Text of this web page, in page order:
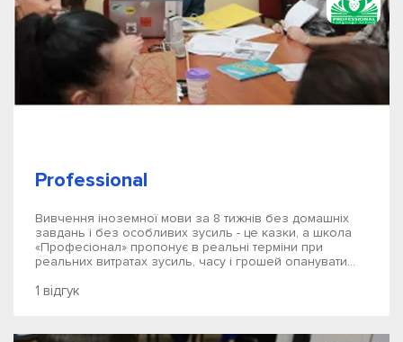
Professional
Вивчення іноземної мови за 8 тижнів без домашніх
завдань і без особливих зусиль - це казки, а школа
«Професіонал» пропонує в реальні терміни при
реальних витратах зусиль, часу і грошей опанувати...
1 відгук